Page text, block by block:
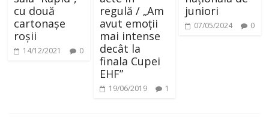
cu două
cartonașe
roșii
14/12/2021 0
regulă / „Am
avut emoții
mai intense
decât la
finala Cupei
EHF”
19/06/2019 1
juniori
07/05/2024 0